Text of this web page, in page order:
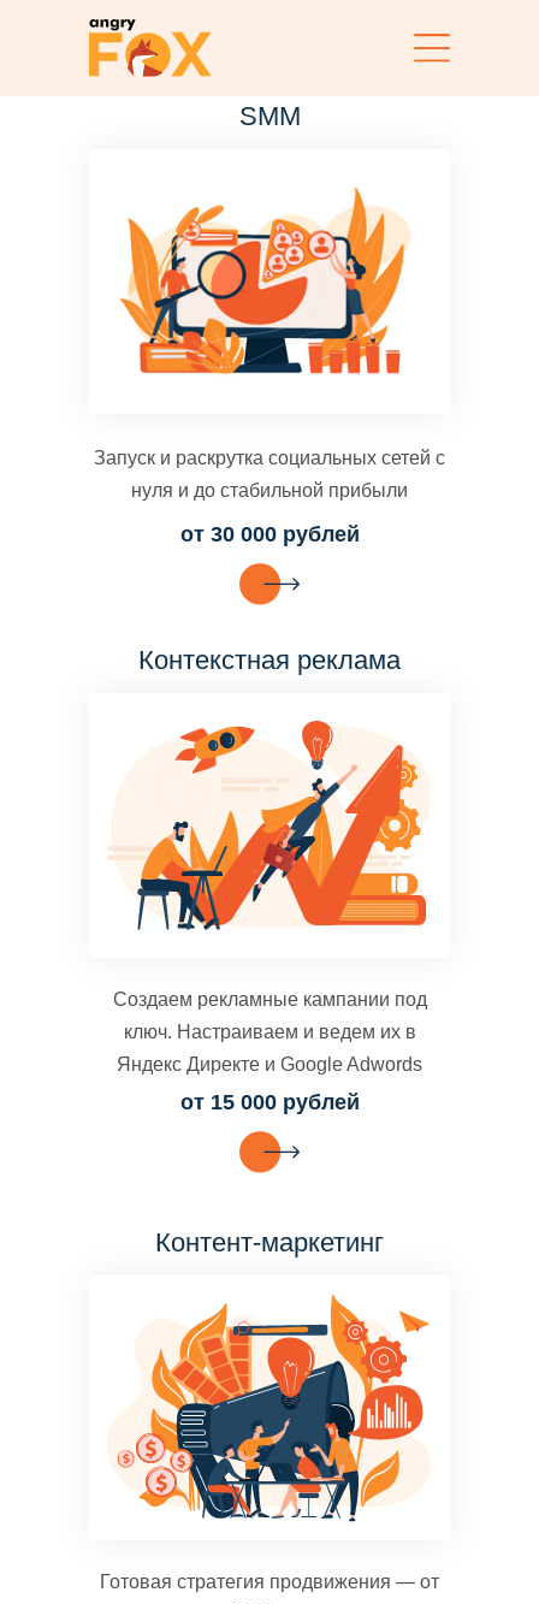
SMM
Запуск и раскрутка социальных сетей с
нуля и до стабильной прибыли
от 30 000 рублей
Контекстная реклама
Создаем рекламные кампании под
ключ. Настраиваем и ведем их в
Яндекс Директе и Google Adwords
от 15 000 рублей
Контент-маркетинг
Готовая стратегия продвижения — от